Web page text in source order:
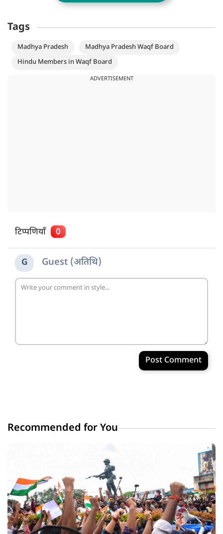
Tags
Madhya Pradesh
Madhya Pradesh Waqf Board
Hindu Members in Waqf Board
ADVERTISEMENT
टिप्पणियाँ 0
G Guest (अतिथि)
Post Comment
Recommended for You